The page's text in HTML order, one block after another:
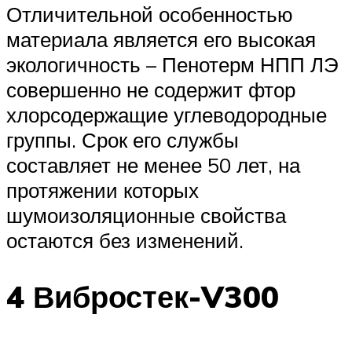
Отличительной особенностью
материала является его высокая
экологичность – Пенотерм НПП ЛЭ
совершенно не содержит фтор
хлорсодержащие углеводородные
группы. Срок его службы
составляет не менее 50 лет, на
протяжении которых
шумоизоляционные свойства
остаются без изменений.
4 Вибростек-V300